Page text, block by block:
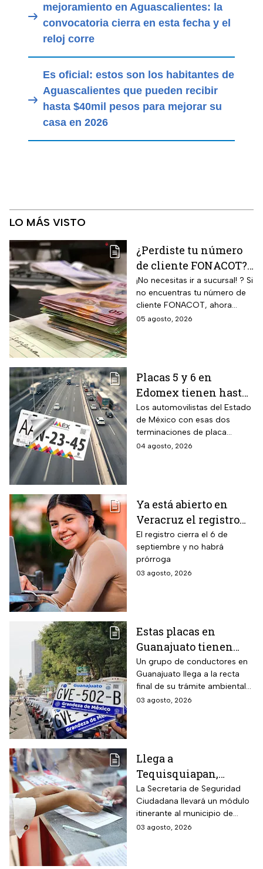
mejoramiento en Aguascalientes: la
convocatoria cierra en esta fecha y el
reloj corre
Es oficial: estos son los habitantes de
Aguascalientes que pueden recibir
hasta $40mil pesos para mejorar su
casa en 2026
LO MÁS VISTO
¿Perdiste tu número
de cliente FONACOT?
Así puedes
recuperarlo y
consultar tu crédito
2026
¡No necesitas ir a sucursal! ? Si
no encuentras tu número de
cliente FONACOT, ahora
puedes recuperarlo y
05 agosto, 2026
Placas 5 y 6 en
Edomex tienen hasta
el 31 de agosto 2026
para realizar la
verificación
vehicular o recibirán
Los automovilistas del Estado
de México con esas dos
terminaciones de placa
enfrentan el cierre de su
sanción de miles de pesos.
04 agosto, 2026
Ya está abierto en
Veracruz el registro
para becas de hasta
$3,000 pesos para
estudiantes de todos
los niveles: fecha
El registro cierra el 6 de
septiembre y no habrá
prórroga
03 agosto, 2026
Estas placas en
Guanajuato tienen
hasta el 31 de agosto
2026 para realizar la
verificación
vehicular o habrá
Un grupo de conductores en
Guanajuato llega a la recta
final de su trámite ambiental
semestral. El descuido cuesta
03 agosto, 2026
Llega a
Tequisquiapan,
Querétaro, unidad
móvil de licencia de
conducir este martes
4 de agosto: los cupos
La Secretaría de Seguridad
Ciudadana llevará un módulo
itinerante al municipio de
Tequisquiapan, en Querétaro,
03 agosto, 2026